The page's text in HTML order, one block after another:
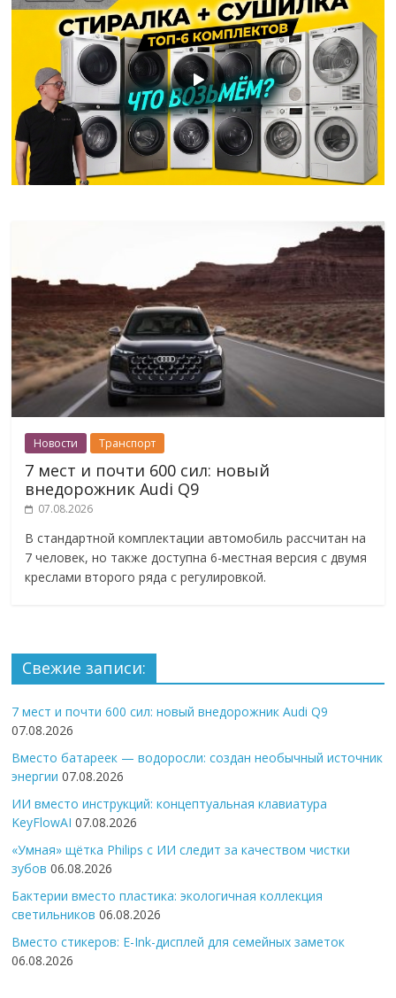
Новости Транспорт
7 мест и почти 600 сил: новый
внедорожник Audi Q9
07.08.2026
В стандартной комплектации автомобиль рассчитан на
7 человек, но также доступна 6-местная версия с двумя
креслами второго ряда с регулировкой.
Свежие записи:
7 мест и почти 600 сил: новый внедорожник Audi Q9
07.08.2026
Вместо батареек — водоросли: создан необычный источник
энергии 07.08.2026
ИИ вместо инструкций: концептуальная клавиатура
KeyFlowAI 07.08.2026
«Умная» щётка Philips с ИИ следит за качеством чистки
зубов 06.08.2026
Бактерии вместо пластика: экологичная коллекция
светильников 06.08.2026
Вместо стикеров: E-Ink-дисплей для семейных заметок
06.08.2026